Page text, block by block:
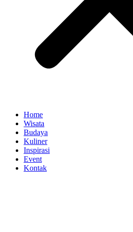
Home
Wisata
Budaya
Kuliner
Inspirasi
Event
Kontak